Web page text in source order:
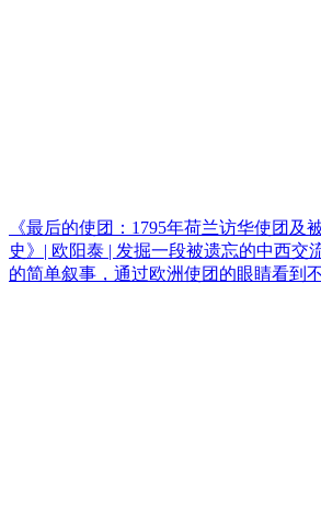
《最后的使团：1795年荷兰访华使团及
史》| 欧阳泰 | 发掘一段被遗忘的中西交
的简单叙事，通过欧洲使团的眼睛看到